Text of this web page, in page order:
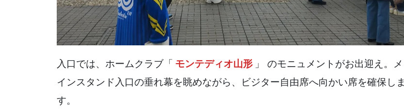
入口では、ホームクラブ「 モンテディオ山形 」 のモニュメントがお出迎え。メ
インスタンド入口の垂れ幕を眺めながら、ビジター自由席へ向かい席を確保しま
す。